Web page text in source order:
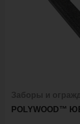
POLYWOOD™